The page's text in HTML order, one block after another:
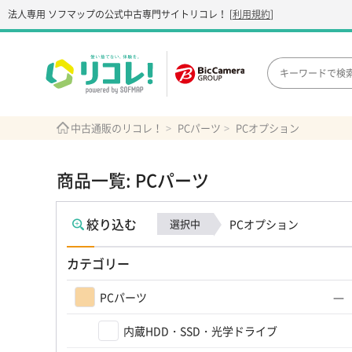
法人専用 ソフマップの公式中古専門サイト リコレ！ [利用規約]
中古通販のリコレ！ PCパーツ PCオプション
商品一覧: PCパーツ
絞り込む 選択中 PCオプション
カテゴリー
PCパーツ
内蔵HDD・SSD・光学ドライブ